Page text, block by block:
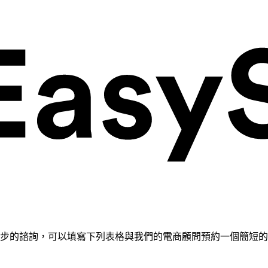
的諮詢，可以填寫下列表格與我們的電商顧問預約一個簡短